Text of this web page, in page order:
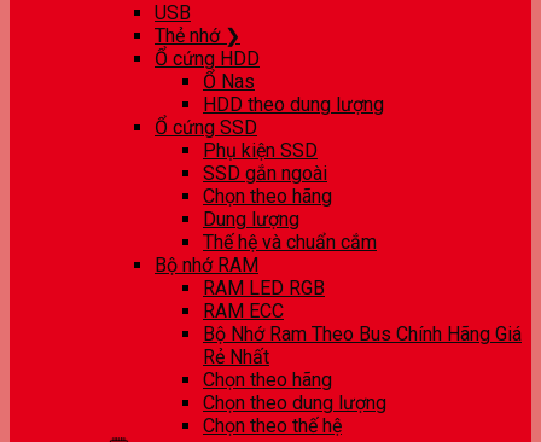
USB
Thẻ nhớ ❯
Ổ cứng HDD
Ổ Nas
HDD theo dung lượng
Ổ cứng SSD
Phụ kiện SSD
SSD gắn ngoài
Chọn theo hãng
Dung lượng
Thế hệ và chuẩn cắm
Bộ nhớ RAM
RAM LED RGB
RAM ECC
Bộ Nhớ Ram Theo Bus Chính Hãng Giá
Rẻ Nhất
Chọn theo hãng
Chọn theo dung lượng
Chọn theo thế hệ